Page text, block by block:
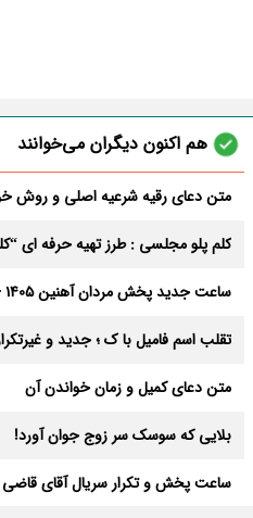
هم اکنون دیگران می‌خوانند
متن دعای رقیه شرعیه اصلی و روش
کلم پلو مجلسی : طرز تهیه حرفه ای
ساعت جدید پخش مردان آهنین 1405 + تکرار، تعداد قسمت و داوران
تقلب اسم فامیل با ک ؛ جدید و
متن دعای کمیل و زمان خواندن آن
بلایی که سوسک سر زوج جوان آورد!
ساعت پخش و تکرار سریال آقای